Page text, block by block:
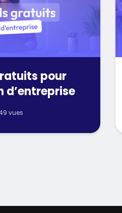
pour
d’entreprise
vues